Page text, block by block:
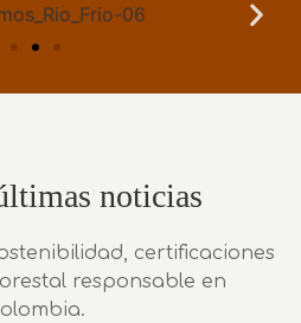
noticias
certificaciones
responsable en